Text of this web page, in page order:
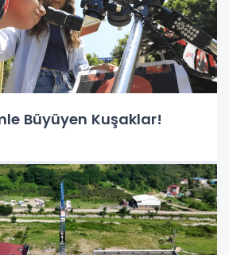
Büyüyen Kuşaklar!